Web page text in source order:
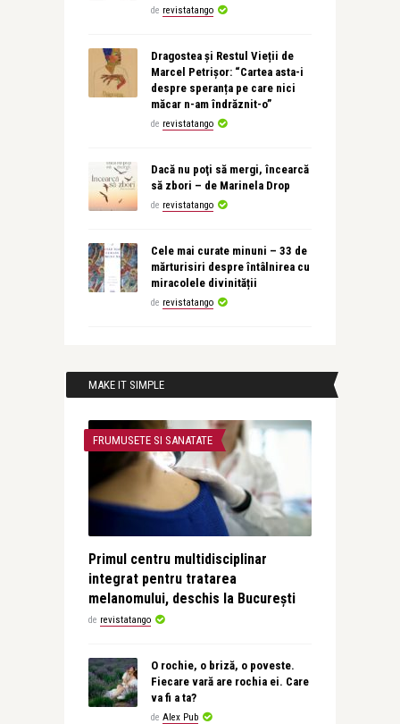
de revistatango
Dragostea și Restul Vieții de
Marcel Petrișor: “Cartea asta-i
despre speranța pe care nici
măcar n-am îndrăznit-o”
de revistatango
Dacă nu poţi să mergi, încearcă
să zbori – de Marinela Drop
de revistatango
Cele mai curate minuni – 33 de
mărturisiri despre întâlnirea cu
miracolele divinității
de revistatango
MAKE IT SIMPLE
FRUMUSETE SI SANATATE
Primul centru multidisciplinar
integrat pentru tratarea
melanomului, deschis la București
de revistatango
O rochie, o briză, o poveste.
Fiecare vară are rochia ei. Care
va fi a ta?
de Alex Pub